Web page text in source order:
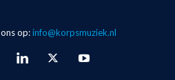
op:info@korpsmuziek.nl